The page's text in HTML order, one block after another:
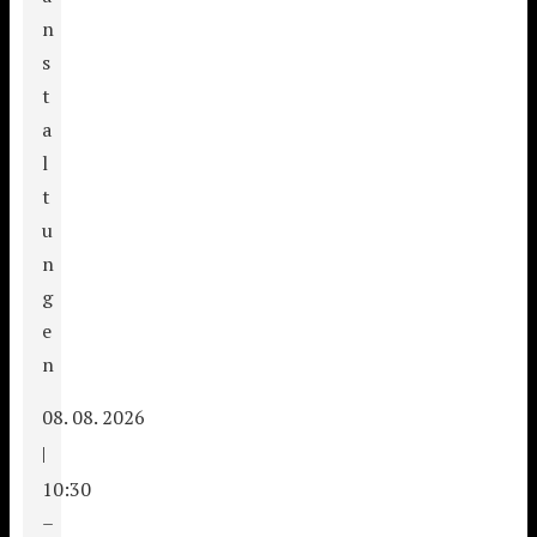
n
s
t
a
l
t
u
n
g
e
n
08. 08. 2026
|
10:30
–